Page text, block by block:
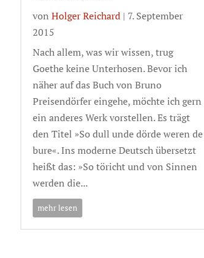
von Holger Reichard| 7. September
2015
Nach allem, was wir wissen, trug
Goethe keine Unterhosen. Bevor ich
näher auf das Buch von Bruno
Preisendörfer eingehe, möchte ich gern
ein anderes Werk vorstellen. Es trägt
den Titel »So dull unde dörde weren de
bure«. Ins moderne Deutsch übersetzt
heißt das: »So töricht und von Sinnen
werden die...
mehr lesen